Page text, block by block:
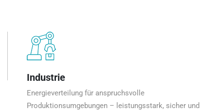
Industrie
Energieverteilung für anspruchsvolle
Produktionsumgebungen – leistungsstark, sicher und